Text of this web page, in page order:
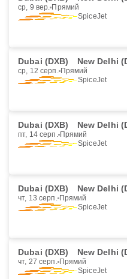
ср, 9 вер. Прямий
SpiceJet
Dubai (DXB) New Delhi
ср, 12 серп. Прямий
SpiceJet
Dubai (DXB) New Delhi
пт, 14 серп. Прямий
SpiceJet
Dubai (DXB) New Delhi
чт, 13 серп. Прямий
SpiceJet
Dubai (DXB) New Delhi
чт, 27 серп. Прямий
SpiceJet